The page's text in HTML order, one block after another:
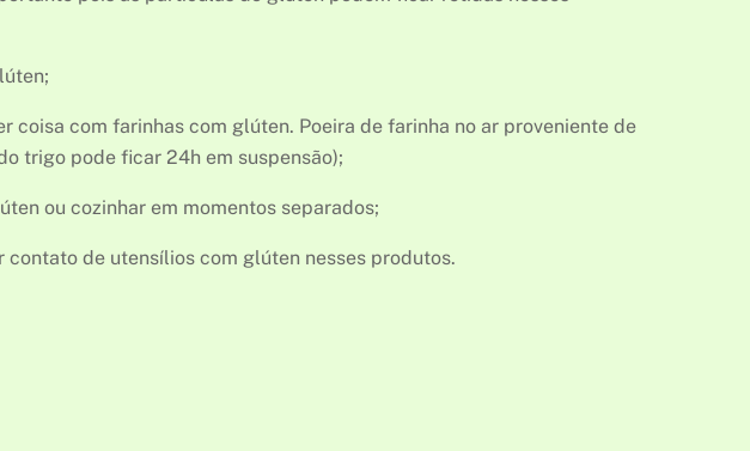
com farinhas com glúten. Poeira de farinha no ar proveniente de
trigo pode ficar 24h em suspensão);
ou cozinhar em momentos separados;
contato de utensílios com glúten nesses produtos.